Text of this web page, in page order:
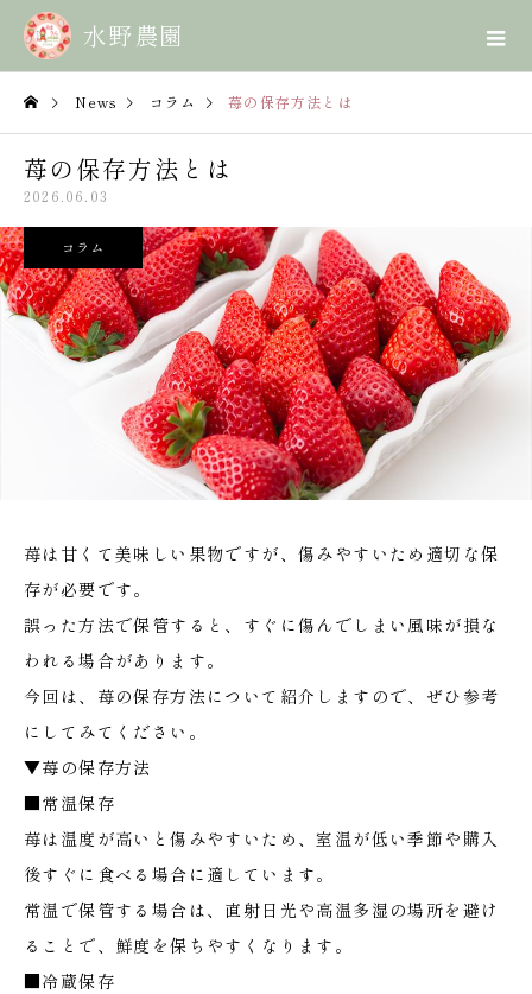
News コラム 苺の保存方法とは
苺の保存方法とは
2026.06.03
コラム
苺は甘くて美味しい果物ですが、傷みやすいため適切な保
存が必要です。
誤った方法で保管すると、すぐに傷んでしまい風味が損な
われる場合があります。
今回は、苺の保存方法について紹介しますので、ぜひ参考
にしてみてください。
▼苺の保存方法
■常温保存
苺は温度が高いと傷みやすいため、室温が低い季節や購入
後すぐに食べる場合に適しています。
常温で保管する場合は、直射日光や高温多湿の場所を避け
ることで、鮮度を保ちやすくなります。
■冷蔵保存